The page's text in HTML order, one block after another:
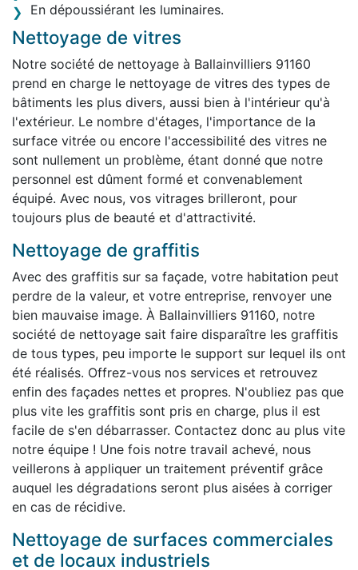
En dépoussiérant les luminaires.
Nettoyage de vitres
Notre société de nettoyage à Ballainvilliers 91160
prend en charge le nettoyage de vitres des types de
bâtiments les plus divers, aussi bien à l'intérieur qu'à
l'extérieur. Le nombre d'étages, l'importance de la
surface vitrée ou encore l'accessibilité des vitres ne
sont nullement un problème, étant donné que notre
personnel est dûment formé et convenablement
équipé. Avec nous, vos vitrages brilleront, pour
toujours plus de beauté et d'attractivité.
Nettoyage de graffitis
Avec des graffitis sur sa façade, votre habitation peut
perdre de la valeur, et votre entreprise, renvoyer une
bien mauvaise image. À Ballainvilliers 91160, notre
société de nettoyage sait faire disparaître les graffitis
de tous types, peu importe le support sur lequel ils ont
été réalisés. Offrez-vous nos services et retrouvez
enfin des façades nettes et propres. N'oubliez pas que
plus vite les graffitis sont pris en charge, plus il est
facile de s'en débarrasser. Contactez donc au plus vite
notre équipe ! Une fois notre travail achevé, nous
veillerons à appliquer un traitement préventif grâce
auquel les dégradations seront plus aisées à corriger
en cas de récidive.
Nettoyage de surfaces commerciales
et de locaux industriels